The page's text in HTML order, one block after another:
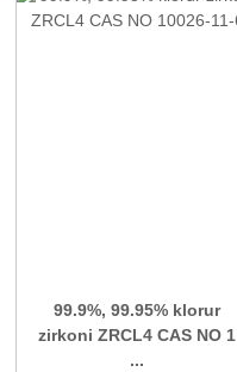
99.9%, 99.95% klorur
zirkoni ZRCL4 CAS NO 1
...